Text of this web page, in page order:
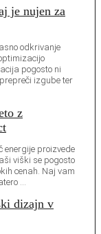
je nujen za
odkrivanje
pogosto ni
izgube ter
z
energije proizvede
viški se pogosto
cenah. Naj vam
…
dizajn v